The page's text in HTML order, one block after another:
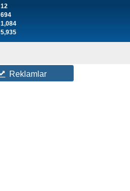
12
694
1,084
5,935
Reklamlar